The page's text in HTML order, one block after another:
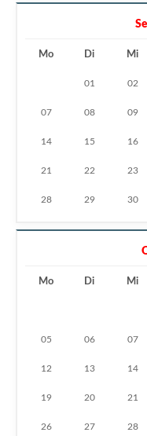
Mo Di Mi
01 02
07 08 09
14 15 16
21 22 23
28 29 30
Mo Di Mi
05 06 07
12 13 14
19 20 21
26 27 28